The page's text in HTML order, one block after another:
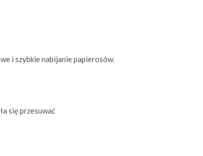
i szybkie nabijanie papierosów.
się przesuwać